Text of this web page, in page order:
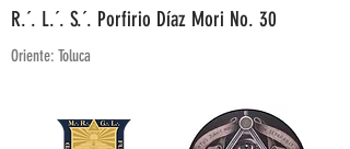
R.´. L.´. S.´. Porfirio Díaz Mori No. 30
Oriente: Toluca